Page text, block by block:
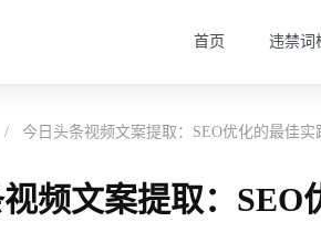
首页 违禁词
/ 今日头条视频文案提取：SEO优化的最佳实
频文案提取：SEO